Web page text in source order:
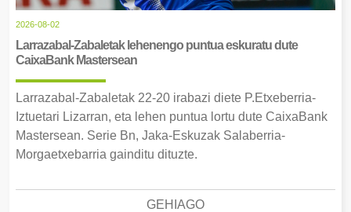
2026-08-02
Larrazabal-Zabaletak lehenengo puntua eskuratu dute
CaixaBank Mastersean
Larrazabal-Zabaletak 22-20 irabazi diete P.Etxeberria-
Iztuetari Lizarran, eta lehen puntua lortu dute CaixaBank
Mastersean. Serie Bn, Jaka-Eskuzak Salaberria-
Morgaetxebarria gainditu dituzte.
GEHIAGO